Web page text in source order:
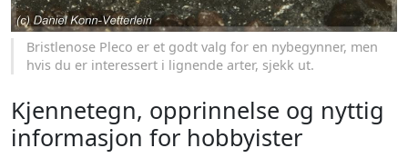
Bristlenose Pleco er et godt valg for en nybegynner, men
hvis du er interessert i lignende arter, sjekk ut.
Kjennetegn, opprinnelse og nyttig
informasjon for hobbyister